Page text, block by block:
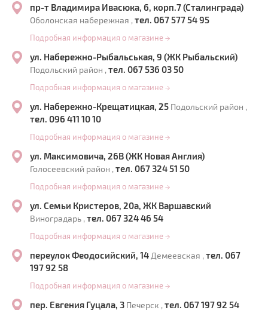
пр-т Владимира Ивасюка, 6, корп.7 (Сталинграда)
Оболонская набережная , тел. 067 577 54 95
Подробная информация о магазине →
ул. Набережно-Рыбальськая, 9 (ЖК Рыбальский)
Подольский район , тел. 067 536 03 50
Подробная информация о магазине →
ул. Набережно-Крещатицкая, 25 Подольский район ,
тел. 096 411 10 10
Подробная информация о магазине →
ул. Максимовича, 26В (ЖК Новая Англия)
Голосеевский район , тел. 067 324 51 50
Подробная информация о магазине →
ул. Семьи Кристеров, 20а, ЖК Варшавский
Виноградарь , тел. 067 324 46 54
Подробная информация о магазине →
переулок Феодосийский, 14 Демеевская , тел. 067
197 92 58
Подробная информация о магазине →
пер. Евгения Гуцала, 3 Печерск , тел. 067 197 92 54